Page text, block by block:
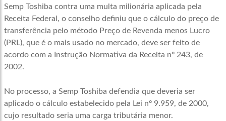
Semp Toshiba contra uma multa milionária aplicada pela
Receita Federal, o conselho definiu que o cálculo do preço de
transferência pelo método Preço de Revenda menos Lucro
(PRL), que é o mais usado no mercado, deve ser feito de
acordo com a Instrução Normativa da Receita nº 243, de
2002.
No processo, a Semp Toshiba defendia que deveria ser
aplicado o cálculo estabelecido pela Lei nº 9.959, de 2000,
cujo resultado seria uma carga tributária menor.